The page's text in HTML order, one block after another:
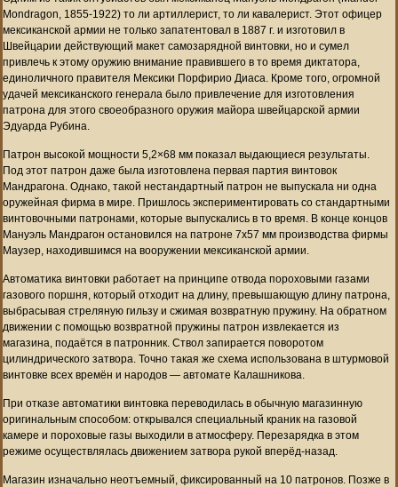
Mondragon, 1855-1922) то ли артиллерист, то ли кавалерист. Этот офицер
мексиканской армии не только запатентовал в 1887 г. и изготовил в
Швейцарии действующий макет самозарядной винтовки, но и сумел
привлечь к этому оружию внимание правившего в то время диктатора,
единоличного правителя Мексики Порфирио Диаса. Кроме того, огромной
удачей мексиканского генерала было привлечение для изготовления
патрона для этого своеобразного оружия майора швейцарской армии
Эдуарда Рубина.
Патрон высокой мощности 5,2×68 мм показал выдающиеся результаты.
Под этот патрон даже была изготовлена первая партия винтовок
Мандрагона. Однако, такой нестандартный патрон не выпускала ни одна
оружейная фирма в мире. Пришлось экспериментировать со стандартными
винтовочными патронами, которые выпускались в то время. В конце концов
Мануэль Мандрагон остановился на патроне 7х57 мм производства фирмы
Маузер, находившимся на вооружении мексиканской армии.
Автоматика винтовки работает на принципе отвода пороховыми газами
газового поршня, который отходит на длину, превышающую длину патрона,
выбрасывая стреляную гильзу и сжимая возвратную пружину. На обратном
движении с помощью возвратной пружины патрон извлекается из
магазина, подаётся в патронник. Ствол запирается поворотом
цилиндрического затвора. Точно такая же схема использована в штурмовой
винтовке всех времён и народов — автомате Калашникова.
При отказе автоматики винтовка переводилась в обычную магазинную
оригинальным способом: открывался специальный краник на газовой
камере и пороховые газы выходили в атмосферу. Перезарядка в этом
режиме осуществлялась движением затвора рукой вперёд-назад.
Магазин изначально неотъемный, фиксированный на 10 патронов. Позже в